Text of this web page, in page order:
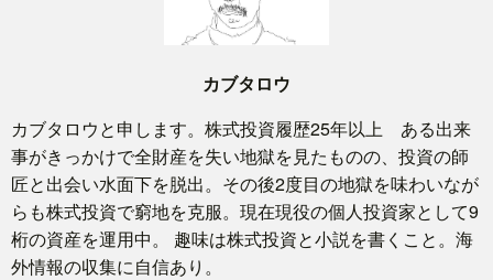
カブタロウ
カブタロウと申します。株式投資履歴25年以上 ある出来
事がきっかけで全財産を失い地獄を見たものの、投資の師
匠と出会い水面下を脱出。その後2度目の地獄を味わいなが
らも株式投資で窮地を克服。現在現役の個人投資家として9
桁の資産を運用中。 趣味は株式投資と小説を書くこと。海
外情報の収集に自信あり。